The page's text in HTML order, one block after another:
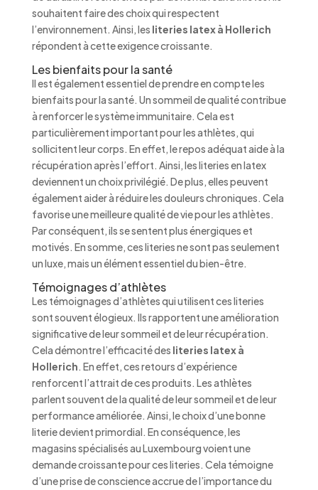
souhaitent faire des choix qui respectent
l’environnement. Ainsi, les literies latex à Hollerich
répondent à cette exigence croissante.
Les bienfaits pour la santé
Il est également essentiel de prendre en compte les
bienfaits pour la santé. Un sommeil de qualité contribue
à renforcer le système immunitaire. Cela est
particulièrement important pour les athlètes, qui
sollicitent leur corps. En effet, le repos adéquat aide à la
récupération après l’effort. Ainsi, les literies en latex
deviennent un choix privilégié. De plus, elles peuvent
également aider à réduire les douleurs chroniques. Cela
favorise une meilleure qualité de vie pour les athlètes.
Par conséquent, ils se sentent plus énergiques et
motivés. En somme, ces literies ne sont pas seulement
un luxe, mais un élément essentiel du bien-être.
Témoignages d’athlètes
Les témoignages d’athlètes qui utilisent ces literies
sont souvent élogieux. Ils rapportent une amélioration
significative de leur sommeil et de leur récupération.
Cela démontre l’efficacité des literies latex à
Hollerich. En effet, ces retours d’expérience
renforcent l’attrait de ces produits. Les athlètes
parlent souvent de la qualité de leur sommeil et de leur
performance améliorée. Ainsi, le choix d’une bonne
literie devient primordial. En conséquence, les
magasins spécialisés au Luxembourg voient une
demande croissante pour ces literies. Cela témoigne
d’une prise de conscience accrue de l’importance du